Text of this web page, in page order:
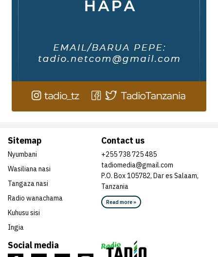
Social media
Sitemap
Nyumbani
Wasiliana nasi
Tangaza nasi
Radio wanachama
Kuhusu sisi
Ingia
Contact us
+255 738 725 485
tadiomedia@gmail.com
P.O. Box 105782, Dar es Salaam,
Tanzania
Read more »